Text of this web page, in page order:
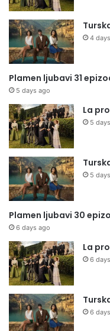
4
Plamen ljubavi 31
5 days ago
La
5
5
Plamen ljubavi 30
6 days ago
La
6
6